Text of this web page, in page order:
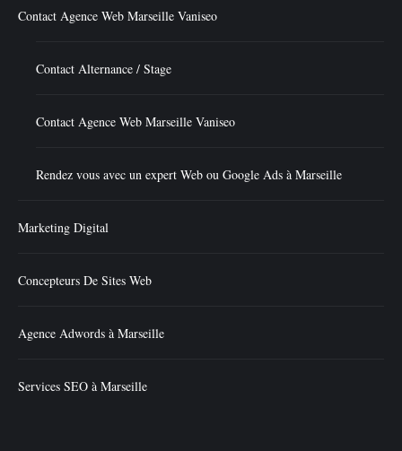
Contact Agence Web Marseille Vaniseo
Contact Alternance / Stage
Contact Agence Web Marseille Vaniseo
Rendez vous avec un expert Web ou Google Ads à Marseille
Marketing Digital
Concepteurs De Sites Web
Agence Adwords à Marseille
Services SEO à Marseille